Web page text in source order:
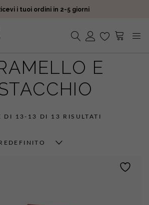
i tuoi ordini in 2-5 giorni
15% di sconto e spedizione gratuita
Ricevi i tuoi ordini in 2-5 giorni
prodotto nel carrello.E
DI 13-13 DI 13 RISULTATI